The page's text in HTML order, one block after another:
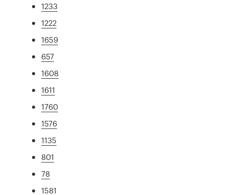
1233
1222
1659
657
1608
1611
1760
1576
1135
801
78
1581